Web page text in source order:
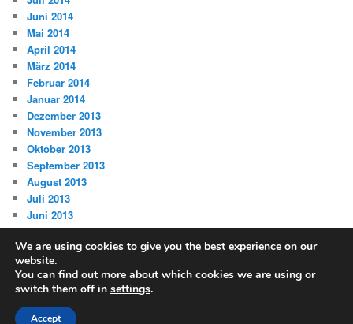
Juni 2014
Mai 2014
April 2014
März 2014
Februar 2014
Januar 2014
Dezember 2013
November 2013
Oktober 2013
September 2013
August 2013
Juli 2013
Juni 2013
Datenschutz Stolz präsentiert von WordPress
We are using cookies to give you the best experience on our
website.
You can find out more about which cookies we are using or
switch them off in settings.
Accept